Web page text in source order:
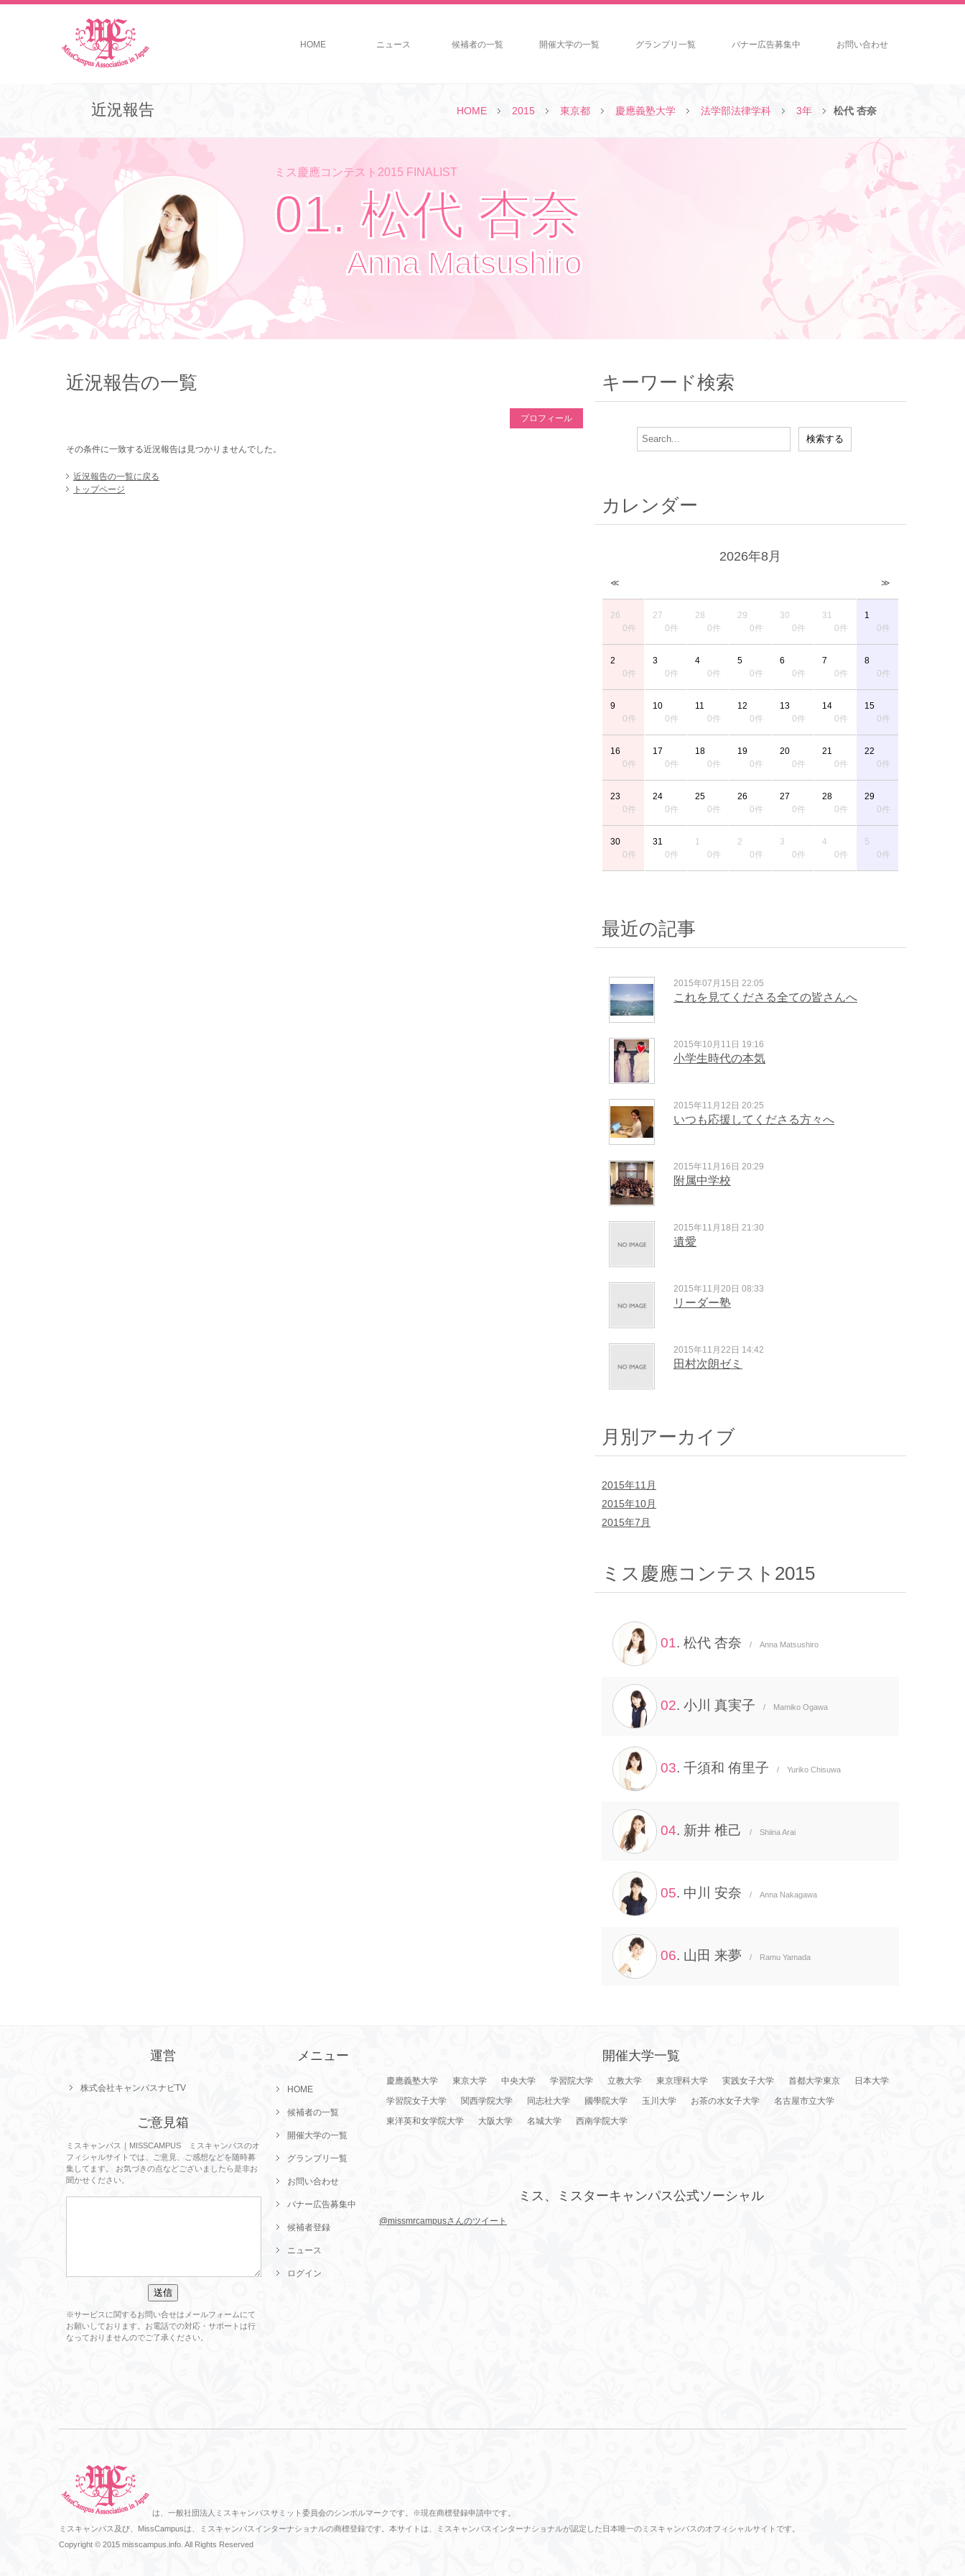
HOME ニュース 候補者の一覧 開催大学の一覧 グランプリ一覧 バナー広告募集中 お問い合わせ
HOME 2015 東京都 慶應義塾大学 法学部法律学科 3年 松代 杏奈
近況報告
ミス慶應コンテスト2015 FINALIST
01. 松代 杏奈
Anna Matsushiro
近況報告の一覧
プロフィール
その条件に一致する近況報告は見つかりませんでした。
近況報告の一覧に戻る
トップページ
キーワード検索
カレンダー
2026年8月
≪ ≫
26
0件
27
0件
28
0件
29
0件
30
0件
31
0件
1
0件
2
0件
3
0件
4
0件
5
0件
6
0件
7
0件
8
0件
9
0件
10
0件
11
0件
12
0件
13
0件
14
0件
15
0件
16
0件
17
0件
18
0件
19
0件
20
0件
21
0件
22
0件
23
0件
24
0件
25
0件
26
0件
27
0件
28
0件
29
0件
30
0件
31
0件
1
0件
2
0件
3
0件
4
0件
5
0件
最近の記事
これを見てくださる全ての皆さんへ
2015年07月15日 22:05
小学生時代の本気
2015年10月11日 19:16
いつも応援してくださる方々へ
2015年11月12日 20:25
附属中学校
2015年11月16日 20:29
遺愛
2015年11月18日 21:30
リーダー塾
2015年11月20日 08:33
田村次朗ゼミ
2015年11月22日 14:42
月別アーカイブ
2015年11月
2015年10月
2015年7月
ミス慶應コンテスト2015
01. 松代 杏奈 / Anna Matsushiro
02. 小川 真実子 / Mamiko Ogawa
03. 千須和 侑里子 / Yuriko Chisuwa
04. 新井 椎己 / Shiina Arai
05. 中川 安奈 / Anna Nakagawa
06. 山田 来夢 / Ramu Yamada
運営
株式会社キャンパスナビTV
ご意見箱
ミスキャンパス｜MISSCAMPUS ミスキャンパスのオ
フィシャルサイトでは、ご意見、ご感想などを随時募
集してます。 お気づきの点などございましたら是非お
聞かせください。
※サービスに関するお問い合せはメールフォームにて
お願いしております。お電話での対応・サポートは行
なっておりませんのでご了承ください。
メニュー
HOME
候補者の一覧
開催大学の一覧
グランプリ一覧
お問い合わせ
バナー広告募集中
候補者登録
ニュース
ログイン
開催大学一覧
慶應義塾大学 東京大学 中央大学 学習院大学 立教大学 東京理科大学 実践女子大学 首都大学東京
日本大学
学習院女子大学
関西学院大学 同志社大学 國學院大学 玉川大学 お茶の水女子大学
名古屋市立大学
東洋英和女学院大学
大阪大学 名城大学 西南学院大学
ミス、ミスターキャンパス公式ソーシャル
@missmrcampusさんのツイート
は、一般社団法人ミスキャンパスサミット委員会のシンボルマークです。※現在商標登録申請中です。
ミスキャンパス及び、MissCampusは、ミスキャンパスインターナショナルの商標登録です。本サイトは、ミスキャンパスインターナショナルが認定した日本唯一のミスキャンパスのオフィシャルサイトです。
Copyright © 2015 misscampus.info. All Rights Reserved